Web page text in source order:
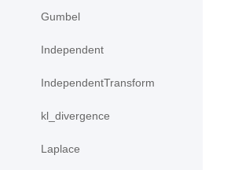
Gumbel
Independent
IndependentTransform
kl_divergence
Laplace